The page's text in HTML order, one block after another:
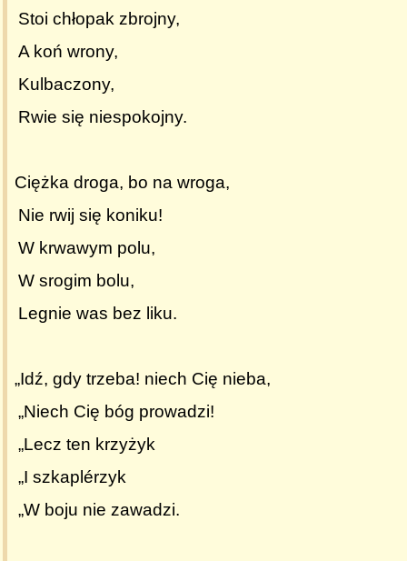
Stoi chłopak zbrojny,
A koń wrony,
Kulbaczony,
Rwie się niespokojny.
Ciężka droga, bo na wroga,
Nie rwij się koniku!
W krwawym polu,
W srogim bolu,
Legnie was bez liku.
„Idź, gdy trzeba! niech Cię nieba,
„Niech Cię bóg prowadzi!
„Lecz ten krzyżyk
„I szkaplérzyk
„W boju nie zawadzi.